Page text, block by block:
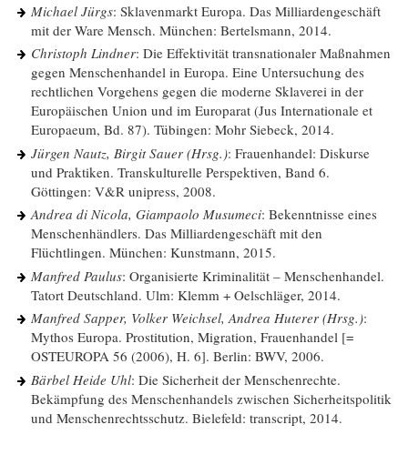
Michael Jürgs: Sklavenmarkt Europa. Das Milliardengeschäft
mit der Ware Mensch. München: Bertelsmann, 2014.
Christoph Lindner: Die Effektivität transnationaler Maßnahmen
gegen Menschenhandel in Europa. Eine Untersuchung des
rechtlichen Vorgehens gegen die moderne Sklaverei in der
Europäischen Union und im Europarat (Jus Internationale et
Europaeum, Bd. 87). Tübingen: Mohr Siebeck, 2014.
Jürgen Nautz, Birgit Sauer (Hrsg.): Frauenhandel: Diskurse
und Praktiken. Transkulturelle Perspektiven, Band 6.
Göttingen: V&R unipress, 2008.
Andrea di Nicola, Giampaolo Musumeci: Bekenntnisse eines
Menschenhändlers. Das Milliardengeschäft mit den
Flüchtlingen. München: Kunstmann, 2015.
Manfred Paulus: Organisierte Kriminalität – Menschenhandel.
Tatort Deutschland. Ulm: Klemm + Oelschläger, 2014.
Manfred Sapper, Volker Weichsel, Andrea Huterer (Hrsg.):
Mythos Europa. Prostitution, Migration, Frauenhandel [=
OSTEUROPA 56 (2006), H. 6]. Berlin: BWV, 2006.
Bärbel Heide Uhl: Die Sicherheit der Menschenrechte.
Bekämpfung des Menschenhandels zwischen Sicherheitspolitik
und Menschenrechtsschutz. Bielefeld: transcript, 2014.